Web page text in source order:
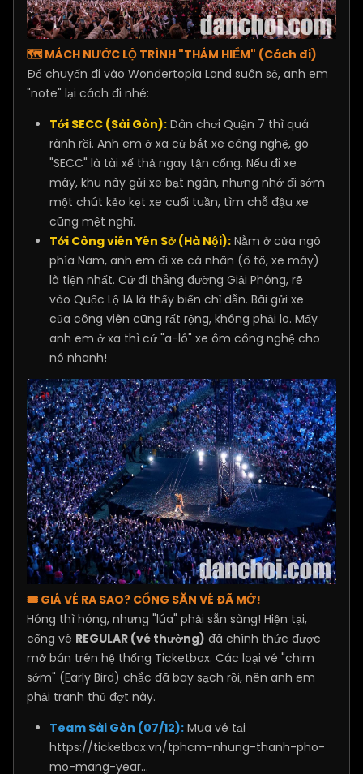
🗺️ MÁCH NƯỚC LỘ TRÌNH "THÁM HIỂM" (Cách đi)
Để chuyến đi vào Wondertopia Land suôn sẻ, anh em
"note" lại cách đi nhé:
Tới SECC (Sài Gòn): Dân chơi Quận 7 thì quá
rành rồi. Anh em ở xa cứ bắt xe công nghệ, gõ
"SECC" là tài xế thả ngay tận cổng. Nếu đi xe
máy, khu này gửi xe bạt ngàn, nhưng nhớ đi sớm
một chút kẻo kẹt xe cuối tuần, tìm chỗ đậu xe
cũng mệt nghỉ.
Tới Công viên Yên Sở (Hà Nội): Nằm ở cửa ngõ
phía Nam, anh em đi xe cá nhân (ô tô, xe máy)
là tiện nhất. Cứ đi thẳng đường Giải Phóng, rẽ
vào Quốc Lộ 1A là thấy biển chỉ dẫn. Bãi gửi xe
của công viên cũng rất rộng, không phải lo. Mấy
anh em ở xa thì cứ "a-lô" xe ôm công nghệ cho
nó nhanh!
🎟️ GIÁ VÉ RA SAO? CỔNG SĂN VÉ ĐÃ MỞ!
Hóng thì hóng, nhưng "lúa" phải sẵn sàng! Hiện tại,
cổng vé REGULAR (vé thường) đã chính thức được
mở bán trên hệ thống Ticketbox. Các loại vé "chim
sớm" (Early Bird) chắc đã bay sạch rồi, nên anh em
phải tranh thủ đợt này.
Team Sài Gòn (07/12): Mua vé tại
https://ticketbox.vn/tphcm-nhung-thanh-pho-
mo-mang-year...